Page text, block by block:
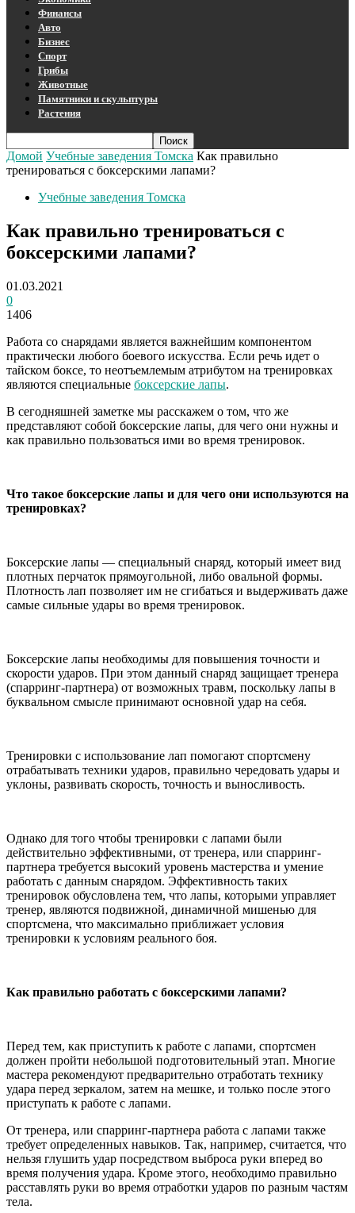
Финансы
Авто
Бизнес
Спорт
Грибы
Животные
Памятники и скульптуры
Растения
Домой Учебные заведения Томска Как правильно
тренироваться с боксерскими лапами?
Учебные заведения Томска
Как правильно тренироваться с
боксерскими лапами?
01.03.2021
0
1406
Работа со снарядами является важнейшим компонентом
практически любого боевого искусства. Если речь идет о
тайском боксе, то неотъемлемым атрибутом на тренировках
являются специальные боксерские лапы.
В сегодняшней заметке мы расскажем о том, что же
представляют собой боксерские лапы, для чего они нужны и
как правильно пользоваться ими во время тренировок.
Что такое боксерские лапы и для чего они используются на
тренировках?
Боксерские лапы — специальный снаряд, который имеет вид
плотных перчаток прямоугольной, либо овальной формы.
Плотность лап позволяет им не сгибаться и выдерживать даже
самые сильные удары во время тренировок.
Боксерские лапы необходимы для повышения точности и
скорости ударов. При этом данный снаряд защищает тренера
(спарринг-партнера) от возможных травм, поскольку лапы в
буквальном смысле принимают основной удар на себя.
Тренировки с использование лап помогают спортсмену
отрабатывать техники ударов, правильно чередовать удары и
уклоны, развивать скорость, точность и выносливость.
Однако для того чтобы тренировки с лапами были
действительно эффективными, от тренера, или спарринг-
партнера требуется высокий уровень мастерства и умение
работать с данным снарядом. Эффективность таких
тренировок обусловлена тем, что лапы, которыми управляет
тренер, являются подвижной, динамичной мишенью для
спортсмена, что максимально приближает условия
тренировки к условиям реального боя.
Как правильно работать с боксерскими лапами?
Перед тем, как приступить к работе с лапами, спортсмен
должен пройти небольшой подготовительный этап. Многие
мастера рекомендуют предварительно отработать технику
удара перед зеркалом, затем на мешке, и только после этого
приступать к работе с лапами.
От тренера, или спарринг-партнера работа с лапами также
требует определенных навыков. Так, например, считается, что
нельзя глушить удар посредством выброса руки вперед во
время получения удара. Кроме этого, необходимо правильно
расставлять руки во время отработки ударов по разным частям
тела.